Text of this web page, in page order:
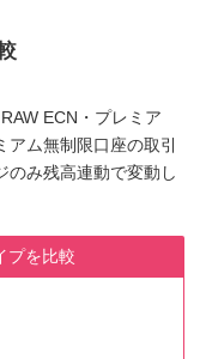
ECN・プレミア
ム無制限口座の取引
のみ残高連動で変動し
プを比較